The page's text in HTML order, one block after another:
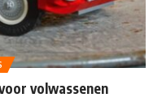
volwassenen